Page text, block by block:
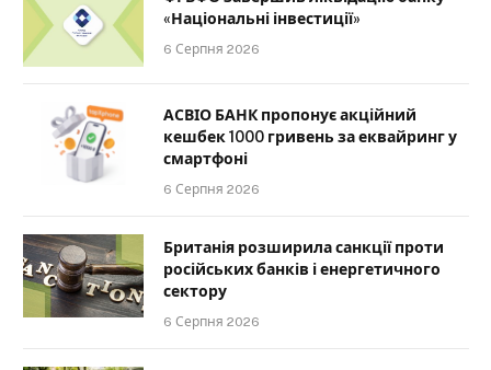
«Національні інвестиції»
6 Серпня 2026
АСВІО БАНК пропонує акційний
кешбек 1000 гривень за еквайринг у
смартфоні
6 Серпня 2026
Британія розширила санкції проти
російських банків і енергетичного
сектору
6 Серпня 2026